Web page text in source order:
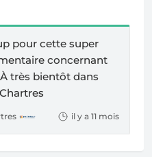
pour cette super
concernant
très bientôt dans
il y a 11 mois